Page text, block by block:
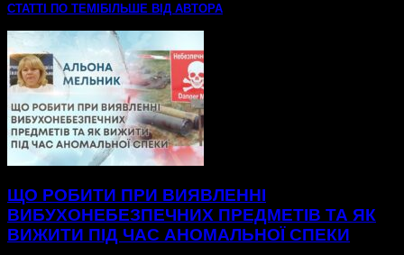
СТАТТІ ПО ТЕМІ БІЛЬШЕ ВІД АВТОРА
ЩО РОБИТИ ПРИ ВИЯВЛЕННІ
ВИБУХОНЕБЕЗПЕЧНИХ ПРЕДМЕТІВ ТА ЯК
ВИЖИТИ ПІД ЧАС АНОМАЛЬНОЇ СПЕКИ